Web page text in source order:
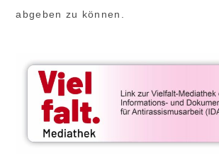
abgeben zu können.